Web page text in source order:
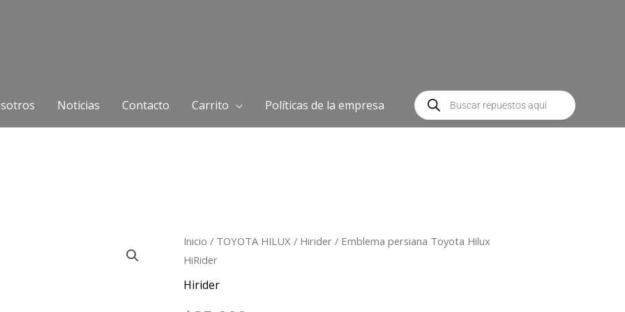
Noticias Contacto Carrito Políticas de la empresa
Búsqueda
de
productos
Inicio / TOYOTA HILUX / Hirider / Emblema persiana Toyota Hilux
HiRider
Hirider
Emblema
persiana
Toyota